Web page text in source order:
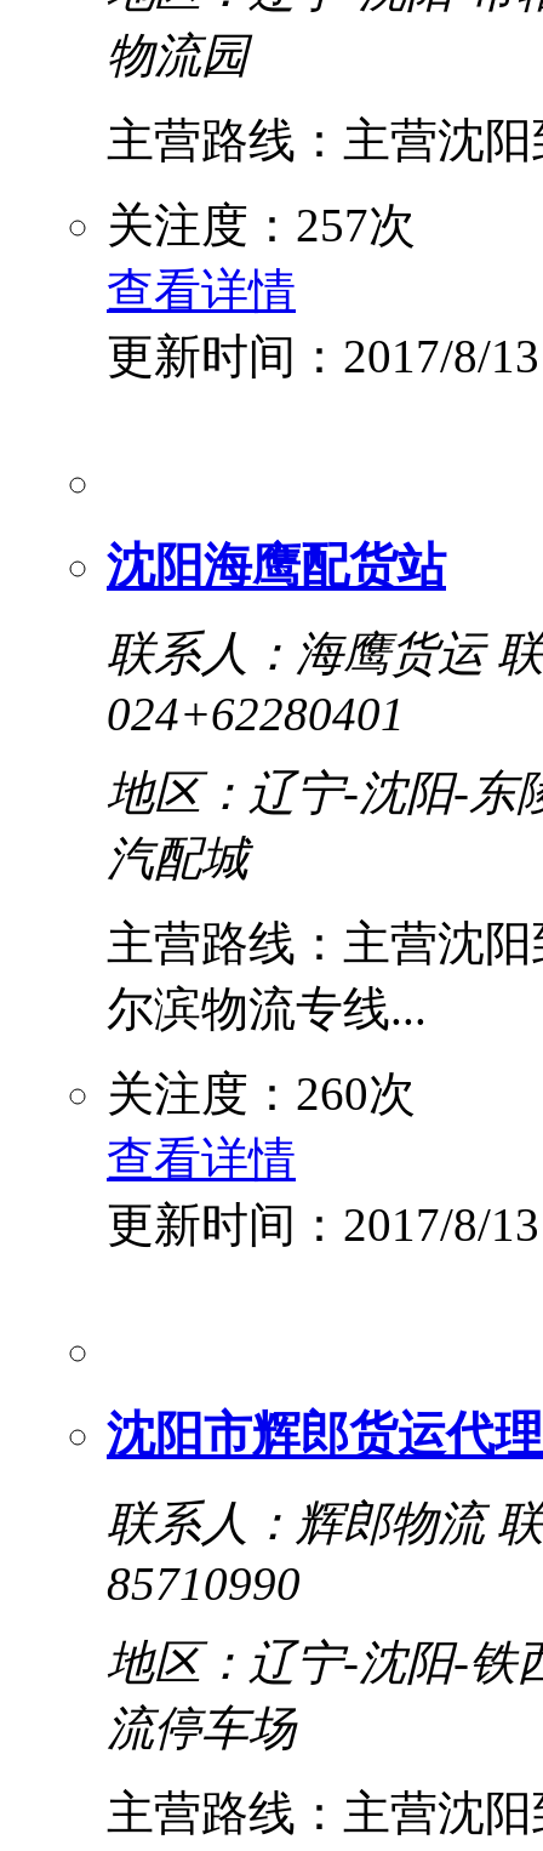
物流园
主营路线：主营沈
关注度：257次
查看详情
更新时间：2017/8/13
沈阳海鹰配货站
联系人：海鹰货运
024+62280401
地区：辽宁-沈阳-东
汽配城
主营路线：主营沈
尔滨物流专线...
关注度：260次
查看详情
更新时间：2017/8/13
沈阳市辉郎货运代
联系人：辉郎物流
85710990
地区：辽宁-沈阳-铁
流停车场
主营路线：主营沈